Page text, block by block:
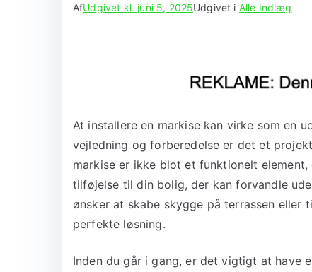
AfUdgivet kl. juni 5, 2025Udgivet i Alle Indlæg
At installere en markise kan virke som en
vejledning og forberedelse er det et
markise er ikke blot et funktionelt
tilføjelse til din bolig, der kan forvandle
ønsker at skabe skygge på terrassen
perfekte løsning.
Inden du går i gang, er det vigtigt at have